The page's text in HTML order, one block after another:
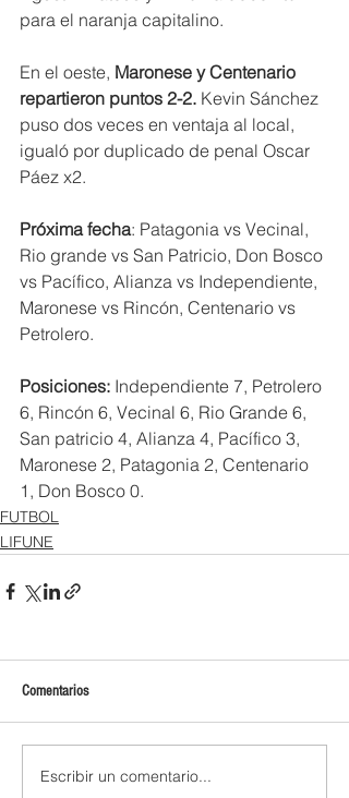
para el naranja capitalino.
En el oeste, Maronese y Centenario
repartieron puntos 2-2. Kevin Sánchez
puso dos veces en ventaja al local,
igualó por duplicado de penal Oscar
Páez x2.
Próxima fecha: Patagonia vs Vecinal,
Rio grande vs San Patricio, Don Bosco
vs Pacífico, Alianza vs Independiente,
Maronese vs Rincón, Centenario vs
Petrolero.
Posiciones: Independiente 7, Petrolero
6, Rincón 6, Vecinal 6, Rio Grande 6,
San patricio 4, Alianza 4, Pacífico 3,
Maronese 2, Patagonia 2, Centenario
1, Don Bosco 0.
FUTBOL
LIFUNE
Comentarios
Escribir un comentario...